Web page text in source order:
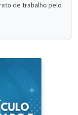
de trabalho pelo